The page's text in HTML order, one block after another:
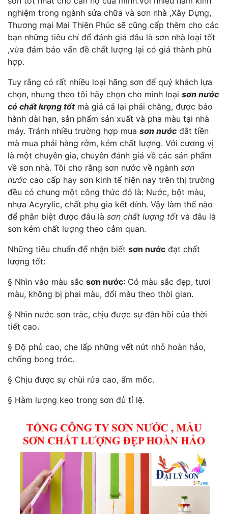
nghiệm trong ngành sửa chữa và sơn nhà ,Xây Dựng,
Thương mại Mai Thiên Phúc sẽ cũng cấp thêm cho các
bạn những tiêu chí để đánh giá đâu là sơn nhà loại tốt
,vừa đảm bảo vấn đề chất lượng lại có giá thành phù
hợp.
Tuy rằng có rất nhiều loại hãng sơn để quý khách lựa
chọn, nhưng theo tôi hãy chọn cho mình loại sơn nước
có chất lượng tốtmà giá cả lại phải chăng, được bảo
hành dài hạn, sản phẩm sản xuất và pha màu tại nhà
máy. Tránh nhiều trường hợp mua sơn nước đắt tiền
mà mua phải hàng rởm, kém chất lượng. Với cương vị
là một chuyên gia, chuyên đánh giá về các sản phẩm
về sơn nhà. Tôi cho rằng sơn nước về ngành sơn
nước cao cấp hay sơn kinh tế hiện nay trên thị trường
đều có chung một công thức đó là: Nước, bột màu,
nhựa Acyrylic, chất phụ gia kết dính. Vậy làm thế nào
để phân biệt được đâu là sơn chất lượng tốt và đâu là
sơn kém chất lượng theo cảm quan.
Những tiêu chuẩn để nhận biết sơn nước đạt chất
lượng tốt:
§ Nhìn vào màu sắc sơn nước: Có màu sắc đẹp, tươi
màu, không bị phai màu, đổi màu theo thời gian.
§ Nhìn nước sơn trắc, chịu được sự đàn hồi của thời
tiết cao.
§ Độ phủ cao, che lấp những vết nứt nhỏ hoàn hảo,
chống bong tróc.
§ Chịu được sự chùi rửa cao, ẩm mốc.
§ Hàm lượng keo trong sơn đủ tỉ lệ.